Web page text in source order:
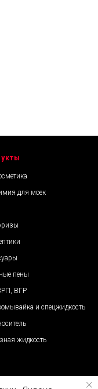
для моек
пены
ВГР
и спецжидкость
жидкость